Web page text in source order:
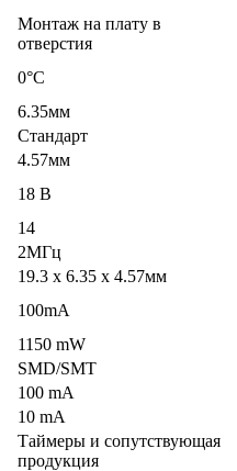
Монтаж на плату в
отверстия
0°C
6.35мм
Стандарт
4.57мм
18 В
14
2МГц
19.3 x 6.35 x 4.57мм
100mA
1150 mW
SMD/SMT
100 mA
10 mA
Таймеры и сопутствующая
продукция